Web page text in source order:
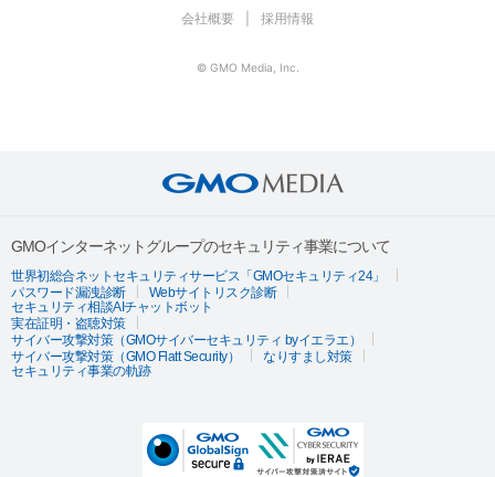
会社概要 採用情報
© GMO Media, Inc.
GMOインターネットグループのセキュリティ事業について
世界初総合ネットセキュリティサービス「GMOセキュリティ24」
パスワード漏洩診断
Webサイトリスク診断
セキュリティ相談AIチャットボット
実在証明・盗聴対策
サイバー攻撃対策（GMOサイバーセキュリティ byイエラエ）
サイバー攻撃対策（GMO Flatt Security）
なりすまし対策
セキュリティ事業の軌跡